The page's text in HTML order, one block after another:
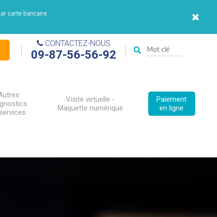
carte bancaire
CONTACTEZ-NOUS
09-87-56-56-92
Visite virtuelle -
Maquette numérique
Paiement
en ligne